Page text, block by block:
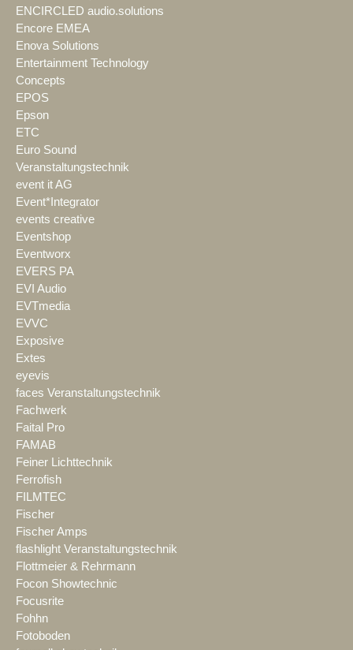
ENCIRCLED audio.solutions
Encore EMEA
Enova Solutions
Entertainment Technology
Concepts
EPOS
Epson
ETC
Euro Sound
Veranstaltungstechnik
event it AG
Event*Integrator
events creative
Eventshop
Eventworx
EVERS PA
EVI Audio
EVTmedia
EVVC
Exposive
Extes
eyevis
faces Veranstaltungstechnik
Fachwerk
Faital Pro
FAMAB
Feiner Lichttechnik
Ferrofish
FILMTEC
Fischer
Fischer Amps
flashlight Veranstaltungstechnik
Flottmeier & Rehrmann
Focon Showtechnic
Focusrite
Fohhn
Fotoboden